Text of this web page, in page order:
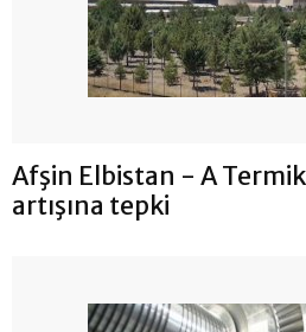
Afşin Elbistan - A
artışına tepki